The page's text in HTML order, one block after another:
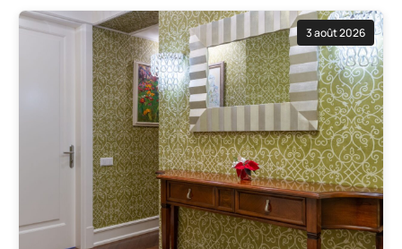
3 août 2026